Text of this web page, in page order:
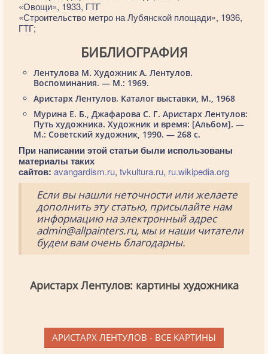
«Овощи», 1933, ГТГ
«Строительство метро на Лубянской площади», 1936,
ГТГ;
БИБЛИОГРАФИЯ
Лентулова М. Художник А. Лентулов.
Воспоминания. — М.: 1969.
Аристарх Лентулов. Каталог выставки, М., 1968
Мурина Е. Б., Джафарова С. Г. Аристарх Лентулов:
Путь художника. Художник и время: [Альбом]. —
М.: Советский художник, 1990. — 268 с.
При написании этой статьи были использованы
материалы таких
сайтов: avangardism.ru, tvkultura.ru, ru.wikipedia.org
Если вы нашли неточности или желаете
дополнить эту статью, присылайте нам
информацию на электронный адрес
admin@allpainters.ru, мы и наши читатели
будем вам очень благодарны.
Аристарх Лентулов: картины художника
АРИСТАРХ ЛЕНТУЛОВ - ВСЕ КАРТИНЫ